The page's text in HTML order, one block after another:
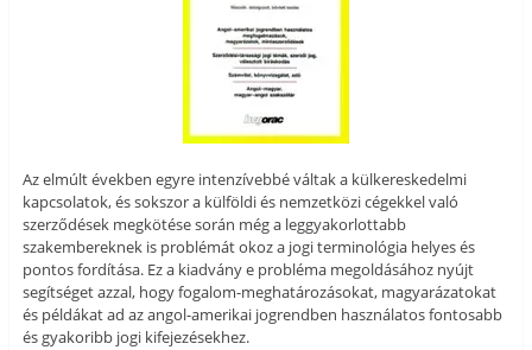
Az elmúlt években egyre intenzívebbé váltak a külkereskedelmi
kapcsolatok, és sokszor a külföldi és nemzetközi cégekkel való
szerződések megkötése során még a leggyakorlottabb
szakembereknek is problémát okoz a jogi terminológia helyes és
pontos fordítása. Ez a kiadvány e probléma megoldásához nyújt
segítséget azzal, hogy fogalom-meghatározásokat, magyarázatokat
és példákat ad az angol-amerikai jogrendben használatos fontosabb
és gyakoribb jogi kifejezésekhez.